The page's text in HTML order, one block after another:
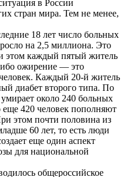
в России
стран мира. Тем не менее,
18 лет число больных
на 2,5 миллиона. Это
этом каждый пятый житель
ожирение — это
Каждый 20-й житель
диабет второго типа. По
около 240 больных
420 человек пополняют
этом почти половина из
60 лет, то есть люди
еще один аспект
для национальной
общероссийское